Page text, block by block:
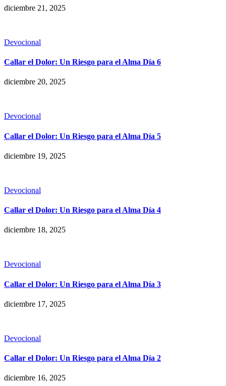
diciembre 21, 2025
Devocional
Callar el Dolor: Un Riesgo para el Alma Día 6
diciembre 20, 2025
Devocional
Callar el Dolor: Un Riesgo para el Alma Día 5
diciembre 19, 2025
Devocional
Callar el Dolor: Un Riesgo para el Alma Día 4
diciembre 18, 2025
Devocional
Callar el Dolor: Un Riesgo para el Alma Día 3
diciembre 17, 2025
Devocional
Callar el Dolor: Un Riesgo para el Alma Día 2
diciembre 16, 2025